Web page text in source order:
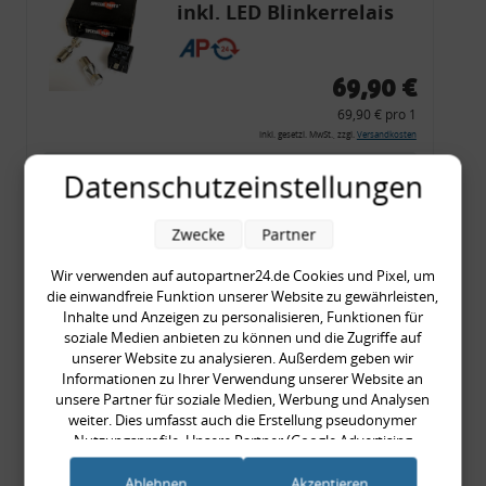
inkl. LED Blinkerrelais
CF 14
69,90 €
69,90 € pro 1
inkl. gesetzl. MwSt., zzgl. Versandkosten
Merkzettel
Rückleuchtenband mit
Blinker, rot, US-Ecken,
Audi 80 Cabrio, Typ 89,
OE-Nr.: 8G0945225 +
8G0945225C
999,99 €
999,99 € pro 1
Datenschutzeinstellungen
Wir verwenden auf autopartner24.de Cookies und Pixel, um
die einwandfreie Funktion unserer Website zu gewährleisten,
Inhalte und Anzeigen zu personalisieren, Funktionen für
soziale Medien anbieten zu können und die Zugriffe auf
unserer Website zu analysieren. Außerdem geben wir
Informationen zu Ihrer Verwendung unserer Website an
unsere Partner für soziale Medien, Werbung und Analysen
weiter. Dies umfasst auch die Erstellung pseudonymer
Nutzungsprofile. Unsere Partner (Google Advertising
Products) führen diese Informationen möglicherweise mit
weiteren Daten zusammen, die Sie ihnen bereitgestellt haben
Zwecke Partner